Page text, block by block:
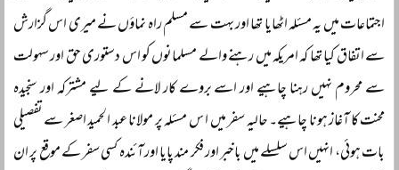
اجتماعات میں یہ مسئلہ اٹھایا تھا اور بہت سے مسلم راہ نماؤں نے میری اس گزارش
سے اتفاق کیا تھا کہ امریکہ میں رہنے والے مسلمانوں کو اس دستوری حق اور سہولت
سے محروم نہیں رہنا چاہیے اور اسے بروے کار لانے کے لیے مشترکہ اور سنجیدہ
محنت کا آغاز ہونا چاہیے۔ حالیہ سفر میں ا س مسئلہ پر مولانا عبد الحمید اصغر سے تفصیلی
بات ہوئی، انہیں اس سلسلے میں باخبر اور فکر مند پایا اور آئندہ کسی سفر کے موقع پر ان